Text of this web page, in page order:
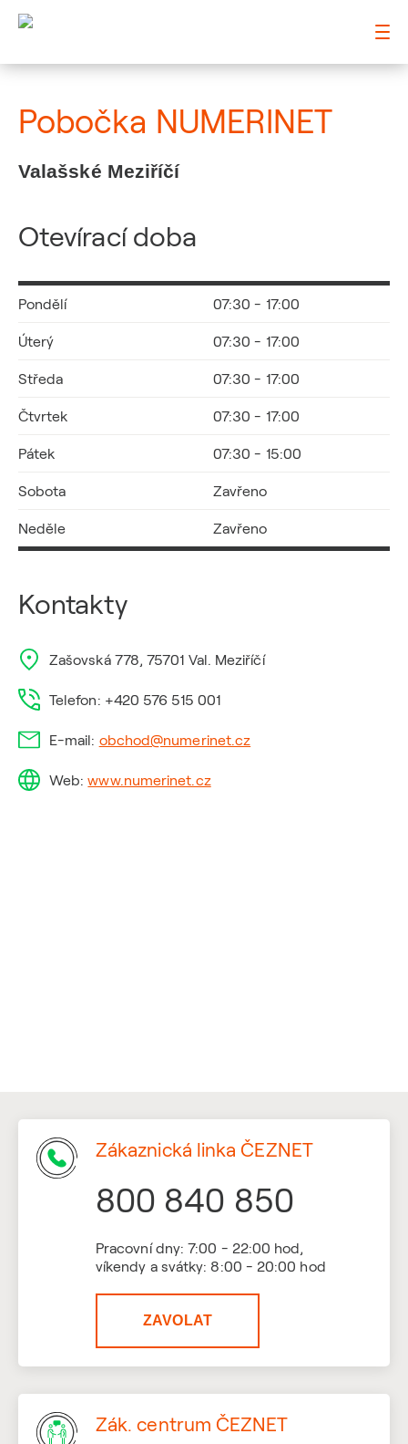
Pobočka NUMERINET
Valašské Meziříčí
Otevírací doba
Pondělí 07:30 - 17:00
Úterý 07:30 - 17:00
Středa 07:30 - 17:00
Čtvrtek 07:30 - 17:00
Pátek 07:30 - 15:00
Sobota Zavřeno
Neděle Zavřeno
Kontakty
Zašovská 778, 75701 Val. Meziříčí
Telefon: +420 576 515 001
E-mail: obchod@numerinet.cz
Web:www.numerinet.cz
Zákaznická linka ČEZNET
800 840 850
Pracovní dny: 7:00 - 22:00 hod,
víkendy a svátky: 8:00 - 20:00 hod
ZAVOLAT
Zák. centrum ČEZNET
: Pobočka NUMERINET